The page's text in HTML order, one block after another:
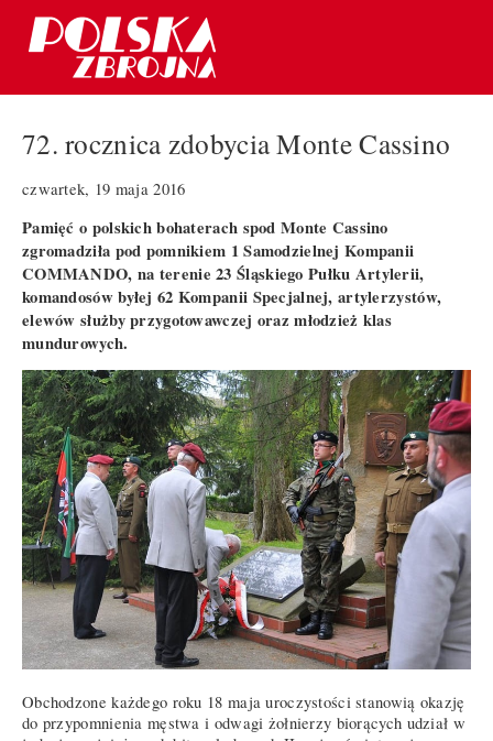
72. rocznica zdobycia Monte Cassino
czwartek, 19 maja 2016
Pamięć o polskich bohaterach spod Monte Cassino
zgromadziła pod pomnikiem 1 Samodzielnej Kompanii
COMMANDO, na terenie 23 Śląskiego Pułku Artylerii,
komandosów byłej 62 Kompanii Specjalnej, artylerzystów,
elewów służby przygotowawczej oraz młodzież klas
mundurowych.
Obchodzone każdego roku 18 maja uroczystości stanowią okazję
do przypomnienia męstwa i odwagi żołnierzy biorących udział w